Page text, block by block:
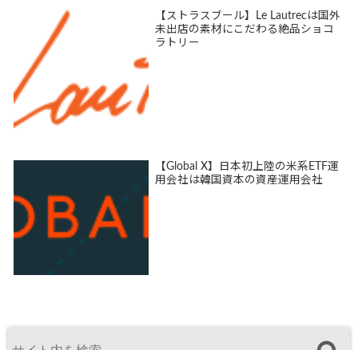
【ストラスブール】Le Lautrecは国外
未出店の素材にこだわる絶品ショコ
ラトリー
【Global X】日本初上陸の米系ETF運
用会社は韓国資本の資産運用会社